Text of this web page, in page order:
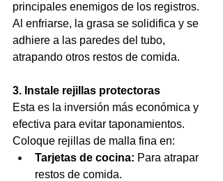
principales enemigos de los registros.
Al enfriarse, la grasa se solidifica y se
adhiere a las paredes del tubo,
atrapando otros restos de comida.
3. Instale rejillas protectoras
Esta es la inversión más económica y
efectiva para evitar taponamientos.
Coloque rejillas de malla fina en:
Tarjetas de cocina: Para atrapar
restos de comida.